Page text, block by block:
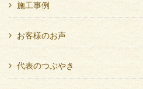
施工事例
お客様のお声
代表のつぶやき